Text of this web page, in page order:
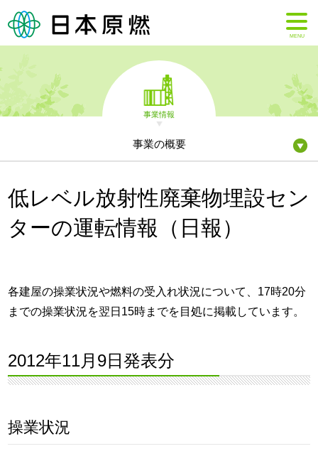
MENU
事業情報
事業の概要
低レベル放射性廃棄物埋設セン
ターの運転情報（日報）
各建屋の操業状況や燃料の受入れ状況について、17時20分
までの操業状況を翌日15時までを目処に掲載しています。
2012年11月9日発表分
操業状況